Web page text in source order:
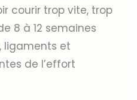
courir trop vite, trop
8 à 12 semaines
ligaments et
de l’effort